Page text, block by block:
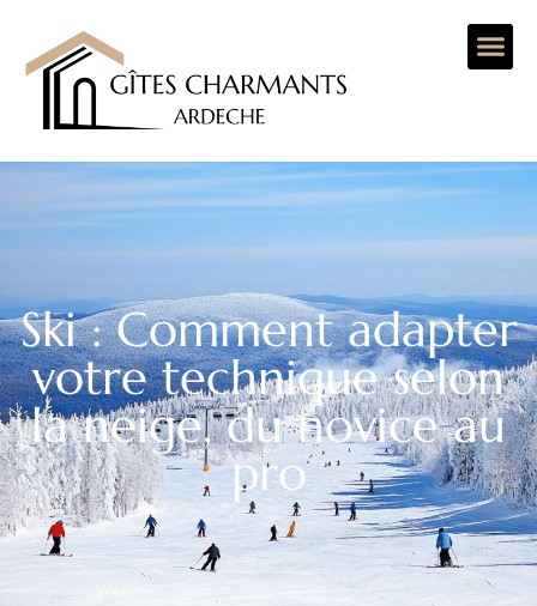
Ski : Comment adapter
votre technique selon
la neige, du novice au
pro